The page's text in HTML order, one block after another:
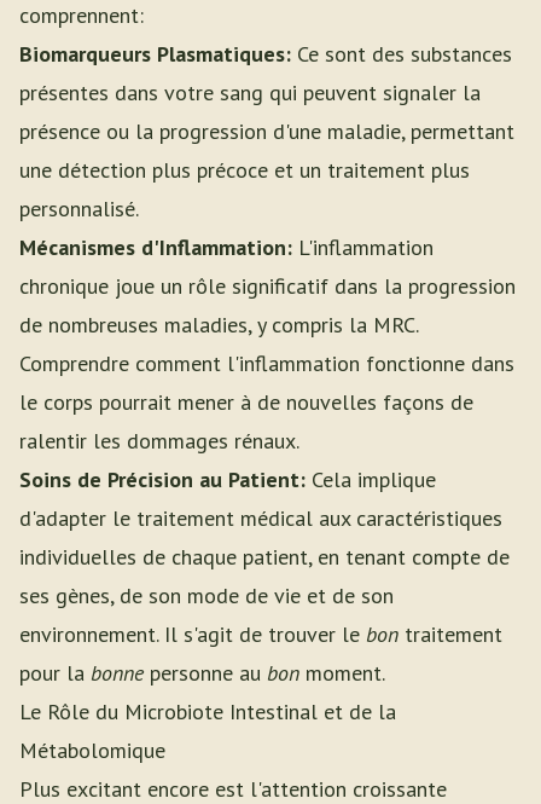
comprennent:
Biomarqueurs Plasmatiques: Ce sont des substances
présentes dans votre sang qui peuvent signaler la
présence ou la progression d'une maladie, permettant
une détection plus précoce et un traitement plus
personnalisé.
Mécanismes d'Inflammation: L'inflammation
chronique joue un rôle significatif dans la progression
de nombreuses maladies, y compris la MRC.
Comprendre comment l'inflammation fonctionne dans
le corps pourrait mener à de nouvelles façons de
ralentir les dommages rénaux.
Soins de Précision au Patient: Cela implique
d'adapter le traitement médical aux caractéristiques
individuelles de chaque patient, en tenant compte de
ses gènes, de son mode de vie et de son
environnement. Il s'agit de trouver le bon traitement
pour la bonne personne au bon moment.
Le Rôle du Microbiote Intestinal et de la
Métabolomique
Plus excitant encore est l'attention croissante